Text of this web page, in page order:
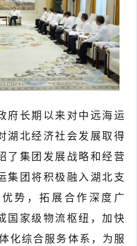
府长期以来对中远海运
湖北经济社会发展取得
了集团发展战略和经营
集团将积极融入湖北支
势，拓展合作深度广
国家级物流枢纽，加快
化综合服务体系，为服